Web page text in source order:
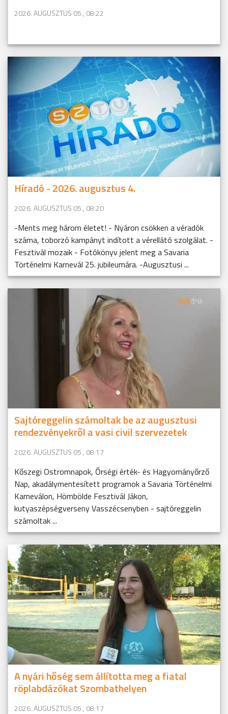
2026. AUGUSZTUS 05., 08:22
Híradó - 2026. augusztus 4.
2026. AUGUSZTUS 05., 08:20
-Ments meg három életet! - Nyáron csökken a véradók
száma, toborzó kampányt indított a vérellátó szolgálat. -
Fesztivál mozaik - Fotókönyv jelent meg a Savaria
Történelmi Karnevál 25. jubileumára. -Augusztusi ...
Sajtóreggelin számoltak be az augusztusi
rendezvényekről a vasi civil szervezetek
2026. AUGUSZTUS 05., 08:17
Kőszegi Ostromnapok, Őrségi érték- és Hagyományőrző
Nap, akadálymentesített programok a Savaria Történelmi
Karneválon, Hömbölde Fesztivál Jákon,
kutyaszépségverseny Vasszécsenyben - sajtóreggelin
számoltak ...
A nyári hőség sem állította meg a fiatal
röplabdázókat Szombathelyen
2026. AUGUSZTUS 05., 08:17